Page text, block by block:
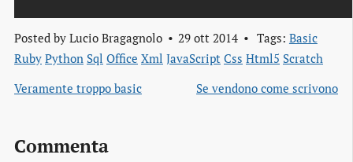
Posted by Lucio Bragagnolo 29 ott 2014 Tags: Basic
Ruby Python Sql Office Xml JavaScript Css Html5 Scratch
Veramente troppo basic
Se vendono come scrivono
Commenta